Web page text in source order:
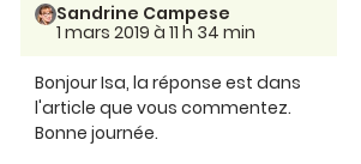
Sandrine Campese
1 mars 2019 à 11 h 34 min
Bonjour Isa, la réponse est dans
l'article que vous commentez.
Bonne journée.